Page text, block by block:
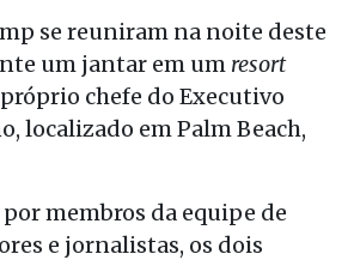
se reuniram na noite deste
um jantar em um resort
chefe do Executivo
localizado em Palm Beach,
membros da equipe de
e jornalistas, os dois